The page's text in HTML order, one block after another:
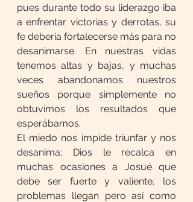
pues durante todo su liderazgo iba
a enfrentar victorias y derrotas, su
fe debería fortalecerse más para no
desanimarse. En nuestras vidas
tenemos altas y bajas, y muchas
veces abandonamos nuestros
sueños porque simplemente no
obtuvimos los resultados que
esperábamos.
El miedo nos impide triunfar y nos
desanima; Dios le recalca en
muchas ocasiones a Josué que
debe ser fuerte y valiente, los
problemas llegan pero así como